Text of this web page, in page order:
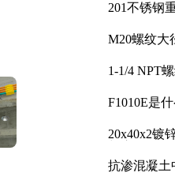
201不锈钢
M20螺纹大
1-1/4 NPT
F1010E是
20x40x2镀
抗渗混凝土